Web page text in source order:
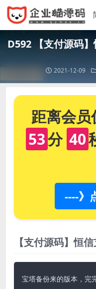
D592 【支付源码
2021-12-09
距离会
53分 40
----》
【支付源码】恒
宝塔备份来的版本，完